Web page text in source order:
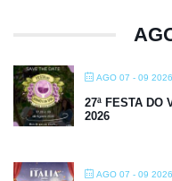
AGO 07 - 09 2026
27ª FESTA DO
2026
AGO 07 - 09 2026